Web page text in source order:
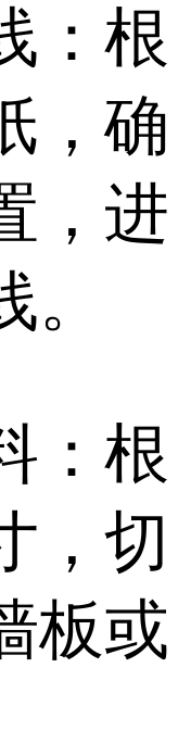
：根
，确
，进
：根
，切
板或